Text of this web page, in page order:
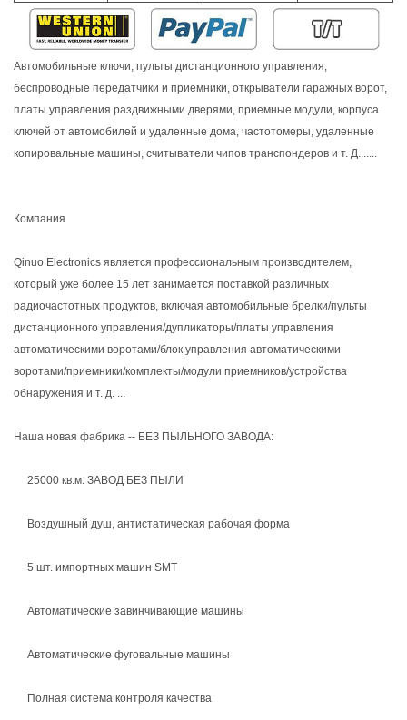
Автомобильные ключи, пульты дистанционного управления,
беспроводные передатчики и приемники, открыватели гаражных ворот,
платы управления раздвижными дверями, приемные модули, корпуса
ключей от автомобилей и удаленные дома, частотомеры, удаленные
копировальные машины, считыватели чипов транспондеров и т. Д.......
Компания
Qinuo Electronics является профессиональным производителем,
который уже более 15 лет занимается поставкой различных
радиочастотных продуктов, включая автомобильные брелки/пульты
дистанционного управления/дупликаторы/платы управления
автоматическими воротами/блок управления автоматическими
воротами/приемники/комплекты/модули приемников/устройства
обнаружения и т. д. ...
Наша новая фабрика -- БЕЗ ПЫЛЬНОГО ЗАВОДА:
25000 кв.м. ЗАВОД БЕЗ ПЫЛИ
Воздушный душ, антистатическая рабочая форма
5 шт. импортных машин SMT
Автоматические завинчивающие машины
Автоматические фуговальные машины
Полная система контроля качества